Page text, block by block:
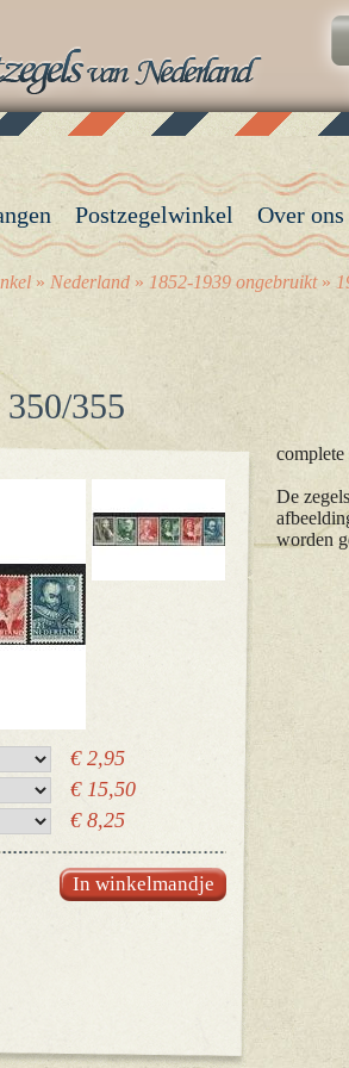
355
€ 2,95
€ 15,50
€ 8,25
In winkelmandje
complete
De
worden
Postzegelwinkel Over ons
» Nederland » 1852-1939 ongebruikt»